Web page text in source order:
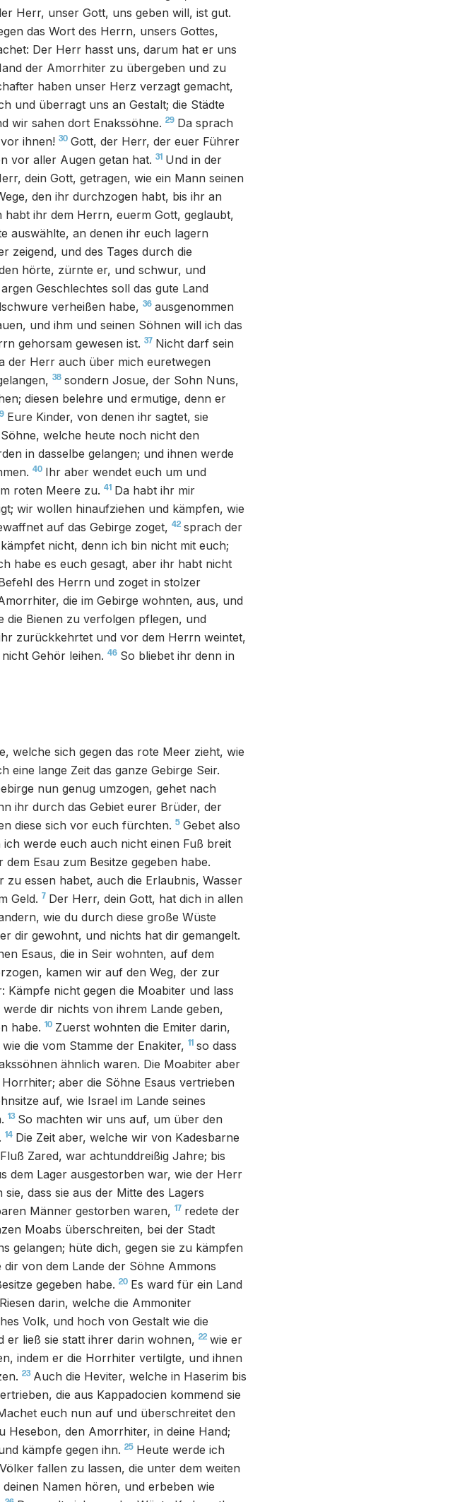
Herr, unser Gott, uns geben will, ist gut.
das Wort des Herrn, unsers Gottes,
Der Herr hasst uns, darum hat er uns
der Amorrhiter zu übergeben und zu
haben unser Herz verzagt gemacht,
und überragt uns an Gestalt; die Städte
wir sahen dort Enakssöhne. 29 Da sprach
ihnen! 30 Gott, der Herr, der euer Führer
vor aller Augen getan hat. 31 Und in der
dein Gott, getragen, wie ein Mann seinen
den ihr durchzogen habt, bis ihr an
ihr dem Herrn, euerm Gott, geglaubt,
auswählte, an denen ihr euch lagern
zeigend, und des Tages durch die
hörte, zürnte er, und schwur, und
Geschlechtes soll das gute Land
verheißen habe, 36 ausgenommen
und ihm und seinen Söhnen will ich das
gehorsam gewesen ist. 37 Nicht darf sein
der Herr auch über mich euretwegen
38 sondern Josue, der Sohn Nuns,
diesen belehre und ermutige, denn er
Eure Kinder, von denen ihr sagtet, sie
welche heute noch nicht den
in dasselbe gelangen; und ihnen werde
40 Ihr aber wendet euch um und
roten Meere zu. 41 Da habt ihr mir
wir wollen hinaufziehen und kämpfen, wie
auf das Gebirge zoget, 42 sprach der
nicht, denn ich bin nicht mit euch;
habe es euch gesagt, aber ihr habt nicht
des Herrn und zoget in stolzer
die im Gebirge wohnten, aus, und
Bienen zu verfolgen pflegen, und
zurückkehrtet und vor dem Herrn weintet,
Gehör leihen. 46 So bliebet ihr denn in
welche sich gegen das rote Meer zieht, wie
lange Zeit das ganze Gebirge Seir.
nun genug umzogen, gehet nach
ihr durch das Gebiet eurer Brüder, der
diese sich vor euch fürchten. 5 Gebet also
werde euch auch nicht einen Fuß breit
Esau zum Besitze gegeben habe.
essen habet, auch die Erlaubnis, Wasser
Geld. 7 Der Herr, dein Gott, hat dich in allen
wie du durch diese große Wüste
dir gewohnt, und nichts hat dir gemangelt.
Esaus, die in Seir wohnten, auf dem
kamen wir auf den Weg, der zur
nicht gegen die Moabiter und lass
dir nichts von ihrem Lande geben,
habe. 10 Zuerst wohnten die Emiter darin,
die vom Stamme der Enakiter, 11 so dass
ähnlich waren. Die Moabiter aber
aber die Söhne Esaus vertrieben
auf, wie Israel im Lande seines
13 So machten wir uns auf, um über den
14 Die Zeit aber, welche wir von Kadesbarne
Zared, war achtunddreißig Jahre; bis
dem Lager ausgestorben war, wie der Herr
dass sie aus der Mitte des Lagers
Männer gestorben waren, 17 redete der
Moabs überschreiten, bei der Stadt
gelangen; hüte dich, gegen sie zu kämpfen
von dem Lande der Söhne Ammons
gegeben habe. 20 Es ward für ein Land
darin, welche die Ammoniter
Volk, und hoch von Gestalt wie die
er ließ sie statt ihrer darin wohnen, 22 wie er
indem er die Horrhiter vertilgte, und ihnen
23 Auch die Heviter, welche in Haserim bis
die aus Kappadocien kommend sie
euch nun auf und überschreitet den
Hesebon, den Amorrhiter, in deine Hand;
kämpfe gegen ihn. 25 Heute werde ich
fallen zu lassen, die unter dem weiten
Namen hören, und erbeben wie